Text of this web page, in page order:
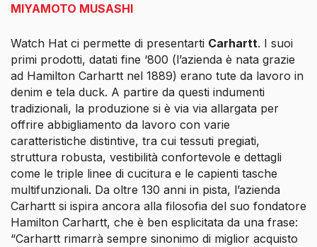
MIYAMOTO MUSASHI
Watch Hat ci permette di presentarti Carhartt. I suoi
primi prodotti, datati fine ‘800 (l’azienda è nata grazie
ad Hamilton Carhartt nel 1889) erano tute da lavoro in
denim e tela duck. A partire da questi indumenti
tradizionali, la produzione si è via via allargata per
offrire abbigliamento da lavoro con varie
caratteristiche distintive, tra cui tessuti pregiati,
struttura robusta, vestibilità confortevole e dettagli
come le triple linee di cucitura e le capienti tasche
multifunzionali. Da oltre 130 anni in pista, l’azienda
Carhartt si ispira ancora alla filosofia del suo fondatore
Hamilton Carhartt, che è ben esplicitata da una frase:
“Carhartt rimarrà sempre sinonimo di miglior acquisto